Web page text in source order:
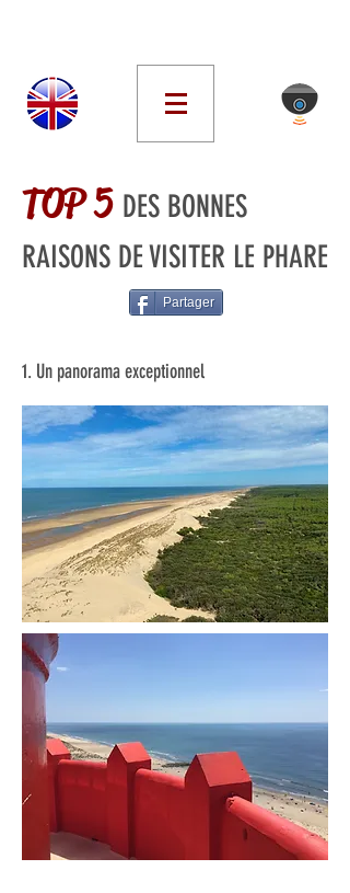
TOP 5 DES BONNES
RAISONS DE VISITER LE PHARE
Partager
1. Un panorama exceptionnel